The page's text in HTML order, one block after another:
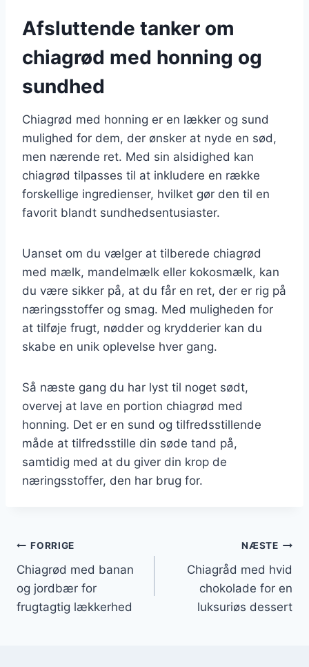
Afsluttende tanker om
chiagrød med honning og
sundhed
Chiagrød med honning er en lækker og sund
mulighed for dem, der ønsker at nyde en sød,
men nærende ret. Med sin alsidighed kan
chiagrød tilpasses til at inkludere en række
forskellige ingredienser, hvilket gør den til en
favorit blandt sundhedsentusiaster.
Uanset om du vælger at tilberede chiagrød
med mælk, mandelmælk eller kokosmælk, kan
du være sikker på, at du får en ret, der er rig på
næringsstoffer og smag. Med muligheden for
at tilføje frugt, nødder og krydderier kan du
skabe en unik oplevelse hver gang.
Så næste gang du har lyst til noget sødt,
overvej at lave en portion chiagrød med
honning. Det er en sund og tilfredsstillende
måde at tilfredsstille din søde tand på,
samtidig med at du giver din krop de
næringsstoffer, den har brug for.
Indlægsnavigation
FORRIGE
Chiagrød med banan
og jordbær for
frugtagtig lækkerhed
NÆSTE
Chiagråd med hvid
chokolade for en
luksuriøs dessert